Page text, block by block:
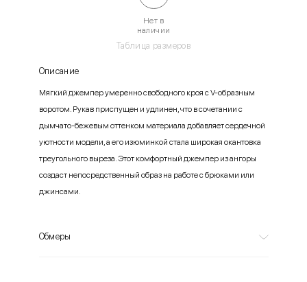
Таблица размеров
Нет в
наличии
Описание
Мягкий джемпер умеренно свободного кроя с V-образным
воротом. Рукав приспущен и удлинен, что в сочетании с
дымчато-бежевым оттенком материала добавляет сердечной
уютности модели, а его изюминкой стала широкая окантовка
треугольного выреза. Этот комфортный джемпер из ангоры
создаст непосредственный образ на работе с брюками или
джинсами.
Обмеры